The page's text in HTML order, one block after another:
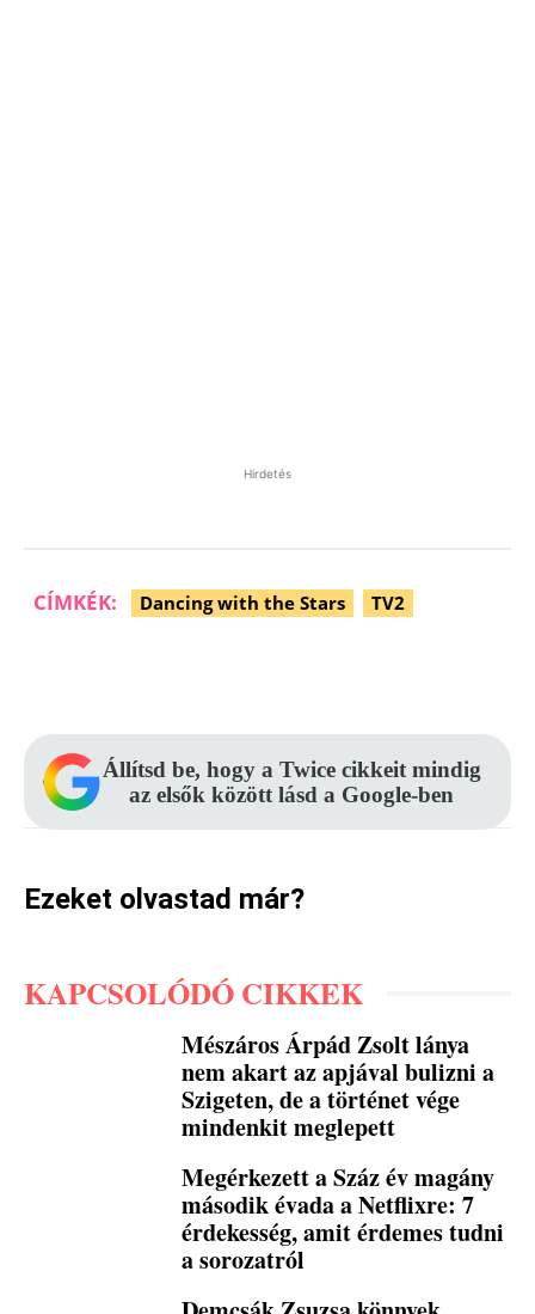
Hirdetés
CÍMKÉK: Dancing with the Stars TV2
Állítsd be, hogy a Twice cikkeit mindig
az elsők között lásd a Google-ben
Ezeket olvastad már?
KAPCSOLÓDÓ CIKKEK
Mészáros Árpád Zsolt lánya
nem akart az apjával bulizni a
Szigeten, de a történet vége
mindenkit meglepett
Megérkezett a Száz év magány
második évada a Netflixre: 7
érdekesség, amit érdemes tudni
a sorozatról